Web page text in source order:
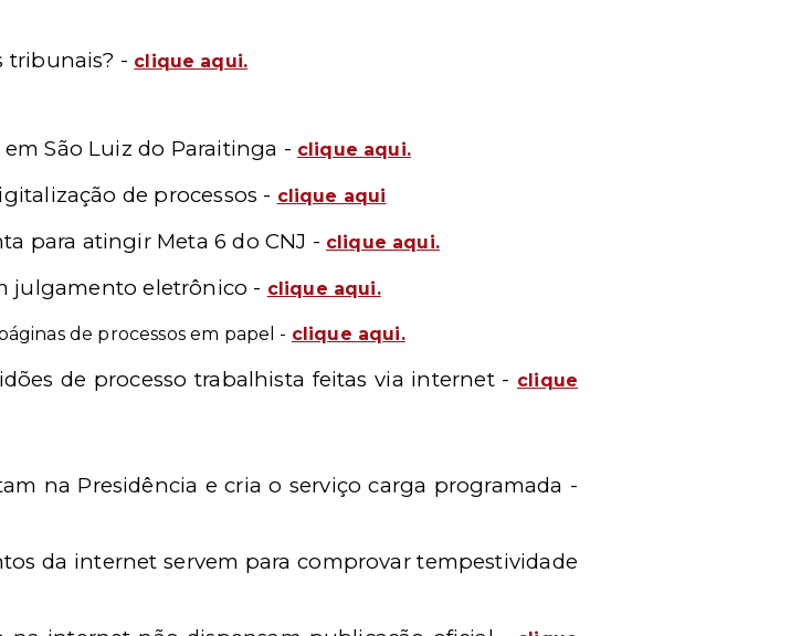
tribunais? - clique aqui.
em São Luiz do Paraitinga - clique aqui.
de processos - clique aqui
para atingir Meta 6 do CNJ - clique aqui.
julgamento eletrônico - clique aqui.
de processos em papel - clique aqui.
de processo trabalhista feitas via internet - clique
na Presidência e cria o serviço carga programada -
da internet servem para comprovar tempestividade